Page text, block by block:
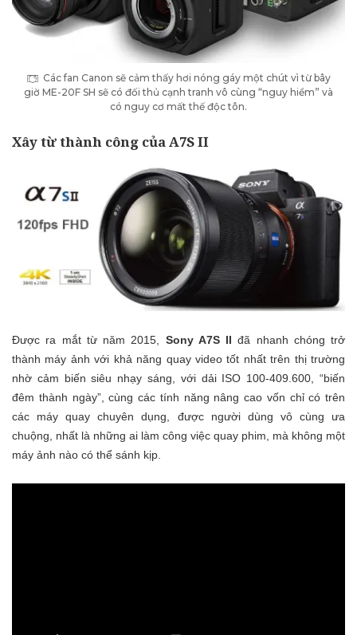
Các fan Canon sẽ cảm thấy hơi nóng gáy một chút vì từ bây
giờ ME-20F SH sẽ có đối thủ cạnh tranh vô cùng “nguy hiểm” và
có nguy cơ mất thế độc tôn.
Xây từ thành công của A7S II
Được ra mắt từ năm 2015, Sony A7S II đã nhanh chóng trở
thành máy ảnh với khả năng quay video tốt nhất trên thị trường
nhờ cảm biến siêu nhạy sáng, với dải ISO 100-409.600, “biến
đêm thành ngày”, cùng các tính năng nâng cao vốn chỉ có trên
các máy quay chuyên dụng, được người dùng vô cùng ưa
chuộng, nhất là những ai làm công việc quay phim, mà không một
máy ảnh nào có thể sánh kịp.